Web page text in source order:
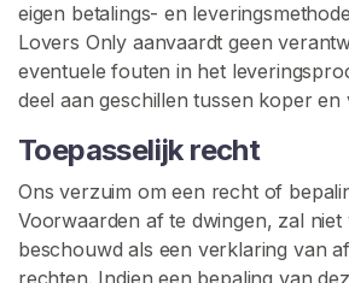
eigen betalings- en
Lovers Only aanvaardt geen
eventuele fouten in het
deel aan geschillen tussen koper en
Toepasselijk recht
Ons verzuim om een recht of
Voorwaarden af te dwingen, zal niet
beschouwd als een verklaring van
rechten. Indien een bepaling van